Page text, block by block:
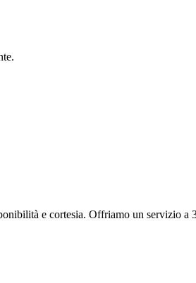
e cortesia. Offriamo un servizio